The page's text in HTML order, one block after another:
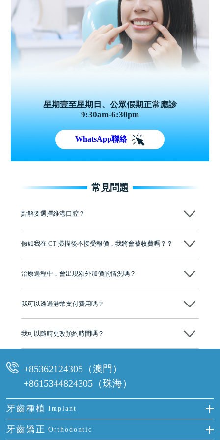
星期壹至星期日、公眾假期正常應診
9:30am-6:30pm
WhatsApp聯絡
常見問題
點解要選擇維港口腔？
牌」、「2025香港企業領袖品牌」，是諾貝爾種植系統全球放心植牙中
至今已服務超過三十個國家和地區的顧客，受到粵港澳大灣區及周邊城
有咨詢及服務保障中心，有任何問題都可以隨時預約免費咨詢，讓人十
假如我在 CT 掃描後不接受報價，我將會被收費嗎？？
治療過程中，會出現額外加價的情況嗎？
我可以透過港幣支付費用嗎？
可以。維港口腔會按照當日匯率轉算收取費用，而匯率會及時告知客人
我可以隨時更改預約時間嗎？
+85362124305（澳門）
+8615344824305（珠海）
牙齒種植 Implant
種牙
牙齒矯正 Orthodontic